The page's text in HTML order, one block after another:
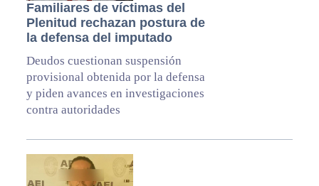
Familiares de víctimas del
Plenitud rechazan postura de
la defensa del imputado
Deudos cuestionan suspensión
provisional obtenida por la defensa
y piden avances en investigaciones
contra autoridades